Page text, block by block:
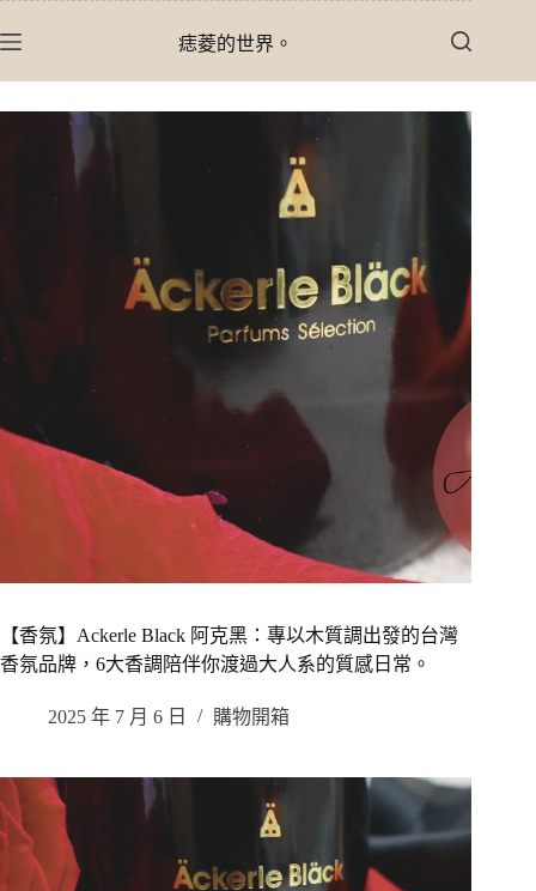
至
痣菱的世界。
【香氛】Ackerle Black 阿克黑：專以木質調出發的台灣
香氛品牌，6大香調陪伴你渡過大人系的質感日常。
2025 年 7 月 6 日 購物開箱